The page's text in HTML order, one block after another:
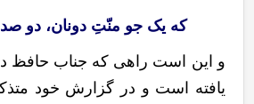
که یک جو منّتِ دونان، دو صد
و این است راهی که جناب حافظ
یافته است و در گزارش خود